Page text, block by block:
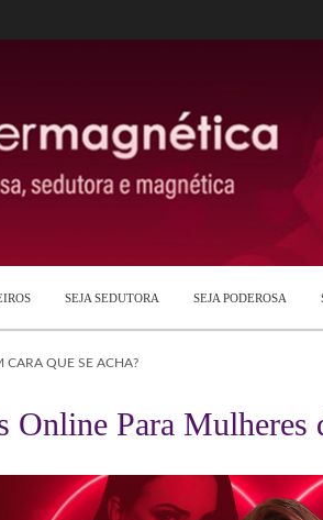
SEJA SEDUTORA SEJA PODEROSA
QUE SE ACHA?
Online Para Mulheres